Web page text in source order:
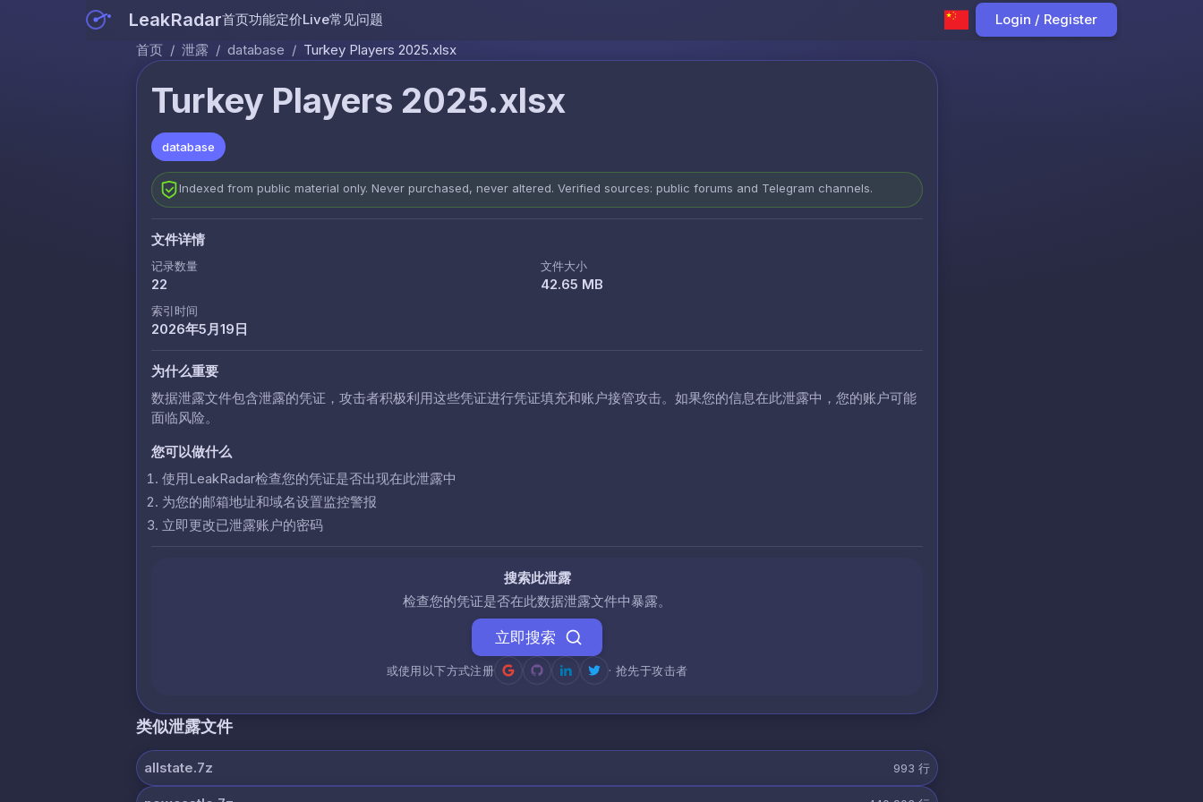
LeakRadar首页功能定价Live常见问题
Login / Register
首页 / 泄露 / database / Turkey Players 2025.xlsx
Turkey Players 2025.xlsx
database
Indexed from public material only. Never purchased, never altered. Verified sources: public forums and Telegram channels.
文件详情
记录数量
22
文件大小
42.65 MB
索引时间
2026年5月19日
为什么重要
数据泄露文件包含泄露的凭证，攻击者积极利用这些凭证进行凭证填充和账户接管攻击。如果您的信息在此泄露中，您的账户可能
面临风险。
您可以做什么
使用LeakRadar检查您的凭证是否出现在此泄露中
为您的邮箱地址和域名设置监控警报
立即更改已泄露账户的密码
搜索此泄露
检查您的凭证是否在此数据泄露文件中暴露。
立即搜索
或使用以下方式注册 · 抢先于攻击者
类似泄露文件
allstate.7z 993 行